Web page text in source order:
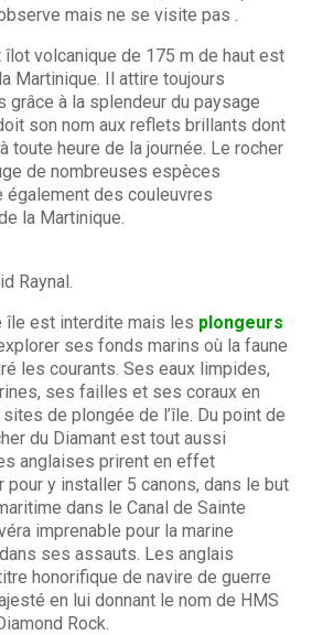
mais ne se visite pas .
volcanique de 175 m de haut est
Martinique. Il attire toujours
grâce à la splendeur du paysage
son nom aux reflets brillants dont
toute heure de la journée. Le rocher
de nombreuses espèces
également des couleuvres
la Martinique.
Raynal.
île est interdite mais les plongeurs
ses fonds marins où la faune
les courants. Ses eaux limpides,
ses failles et ses coraux en
de plongée de l’île. Du point de
du Diamant est tout aussi
anglaises prirent en effet
y installer 5 canons, dans le but
dans le Canal de Sainte
imprenable pour la marine
ses assauts. Les anglais
honorifique de navire de guerre
en lui donnant le nom de HMS
Rock.